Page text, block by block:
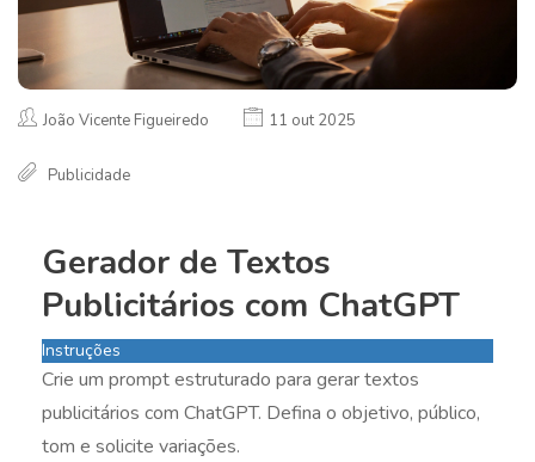
João Vicente Figueiredo 11 out 2025
Publicidade
Gerador de Textos
Publicitários com ChatGPT
Instruções
Crie um prompt estruturado para gerar textos
publicitários com ChatGPT. Defina o objetivo, público,
tom e solicite variações.